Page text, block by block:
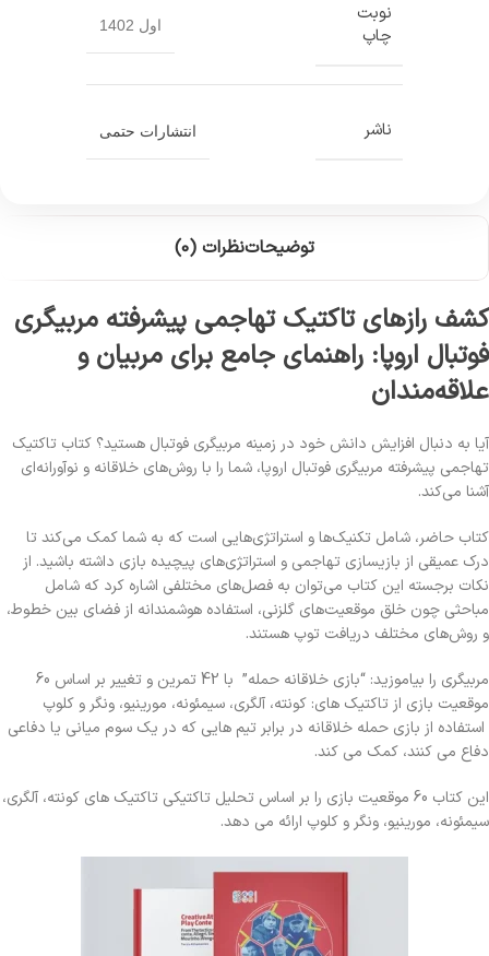
نوبت
چاپ
اول 1402
ناشر انتشارات حتمی
توضیحاتنظرات (0)
کشف رازهای تاکتیک تهاجمی پیشرفته مربیگری
فوتبال اروپا: راهنمای جامع برای مربیان و
علاقه‌مندان
آیا به دنبال افزایش دانش خود در زمینه مربیگری فوتبال هستید؟ کتاب تاکتیک
تهاجمی پیشرفته مربیگری فوتبال اروپا، شما را با روش‌های خلاقانه و نوآورانه‌ای
آشنا می‌کند.
کتاب حاضر، شامل تکنیک‌ها و استراتژی‌هایی است که به شما کمک می‌کند تا
درک عمیقی از بازیسازی تهاجمی و استراتژی‌های پیچیده بازی داشته باشید. از
نکات برجسته این کتاب می‌توان به فصل‌های مختلفی اشاره کرد که شامل
مباحثی چون خلق موقعیت‌های گلزنی، استفاده هوشمندانه از فضای بین خطوط،
و روش‌های مختلف دریافت توپ هستند.
مربیگری را بیاموزید: “بازی خلاقانه حمله” با 42 تمرین و تغییر بر اساس 60
موقعیت بازی از تاکتیک های: کونته، آلگری، سیمئونه، مورینیو، ونگر و کلوپ
استفاده از بازی حمله خلاقانه در برابر تیم هایی که در یک سوم میانی یا دفاعی
دفاع می کنند، کمک می کند.
این کتاب 60 موقعیت بازی را بر اساس تحلیل تاکتیکی تاکتیک های کونته، آلگری،
سیمئونه، مورینیو، ونگر و کلوپ ارائه می دهد.